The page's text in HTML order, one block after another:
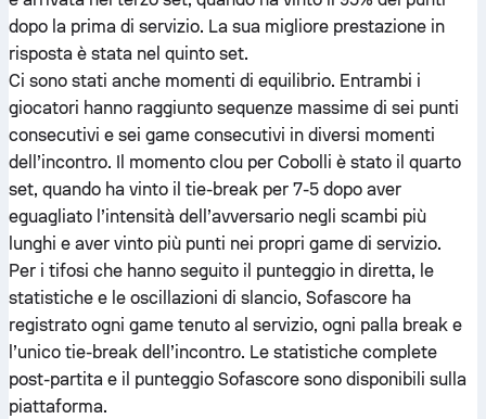
dopo la prima di servizio. La sua migliore prestazione in
risposta è stata nel quinto set.
Ci sono stati anche momenti di equilibrio. Entrambi i
giocatori hanno raggiunto sequenze massime di sei punti
consecutivi e sei game consecutivi in ​​diversi momenti
dell’incontro. Il momento clou per Cobolli è stato il quarto
set, quando ha vinto il tie-break per 7-5 dopo aver
eguagliato l’intensità dell’avversario negli scambi più
lunghi e aver vinto più punti nei propri game di servizio.
Per i tifosi che hanno seguito il punteggio in diretta, le
statistiche e le oscillazioni di slancio, Sofascore ha
registrato ogni game tenuto al servizio, ogni palla break e
l’unico tie-break dell’incontro. Le statistiche complete
post-partita e il punteggio Sofascore sono disponibili sulla
piattaforma.